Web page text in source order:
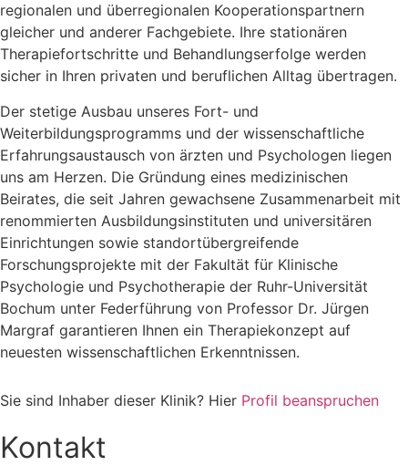
regionalen und überregionalen Kooperationspartnern
gleicher und anderer Fachgebiete. Ihre stationären
Therapiefortschritte und Behandlungserfolge werden
sicher in Ihren privaten und beruflichen Alltag übertragen.
Der stetige Ausbau unseres Fort- und
Weiterbildungsprogramms und der wissenschaftliche
Erfahrungsaustausch von ärzten und Psychologen liegen
uns am Herzen. Die Gründung eines medizinischen
Beirates, die seit Jahren gewachsene Zusammenarbeit mit
renommierten Ausbildungsinstituten und universitären
Einrichtungen sowie standortübergreifende
Forschungsprojekte mit der Fakultät für Klinische
Psychologie und Psychotherapie der Ruhr-Universität
Bochum unter Federführung von Professor Dr. Jürgen
Margraf garantieren Ihnen ein Therapiekonzept auf
neuesten wissenschaftlichen Erkenntnissen.
Sie sind Inhaber dieser Klinik? Hier Profil beanspruchen
Kontakt